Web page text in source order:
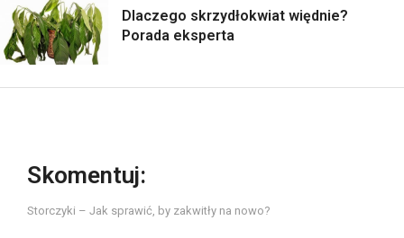
Dlaczego skrzydłokwiat więdnie?
Porada eksperta
Skomentuj:
Storczyki – Jak sprawić, by zakwitły na nowo?